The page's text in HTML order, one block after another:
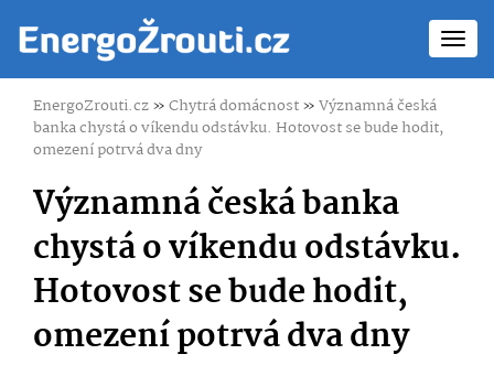
EnergoZrouti.cz»Chytrá domácnost»Významná česká
banka chystá o víkendu odstávku. Hotovost se bude hodit,
omezení potrvá dva dny
Významná česká banka
chystá o víkendu odstávku.
Hotovost se bude hodit,
omezení potrvá dva dny